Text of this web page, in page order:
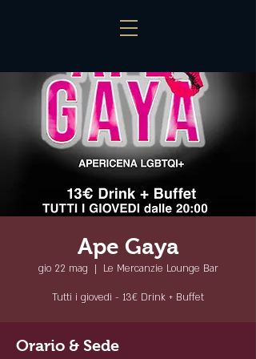
Ape Gaya
gio 22 mag
  |
Le Mercanzie Lounge Bar
Tutti i giovedì - 13€ Drink + Buffet
Orario & Sede